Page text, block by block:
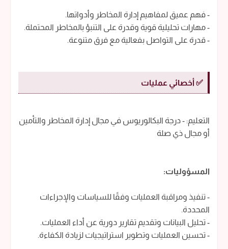
- فهم عميق لمفاهيم إدارة المخاطر وأدواتها.
- مهارات تحليلية قوية وقدرة على التنبؤ بالمخاطر المحتملة.
- قدرة على التواصل بفعالية مع فرق متنوعة.
✅ أخصائي عمليات
التعليم: - درجة البكالوريوس في مجال إدارة المخاطر والتأمين
أو مجال ذي صلة
المسؤوليات:
- تنفيذ ومراقبة العمليات وفقًا للسياسات والإجراءات
المحددة.
- تحليل البيانات وتقديم تقارير دورية عن أداء العمليات.
- تحسين العمليات وتطوير استراتيجيات لزيادة الكفاءة.